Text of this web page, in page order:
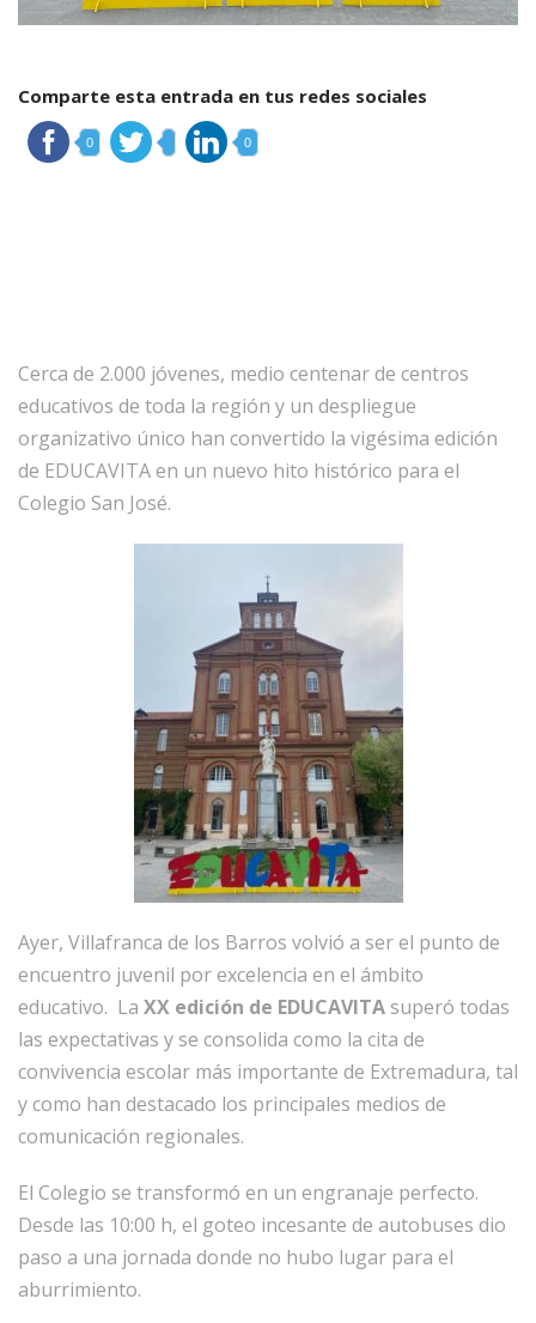
Comparte esta entrada en tus redes sociales
0 0
Cerca de 2.000 jóvenes, medio centenar de centros
educativos de toda la región y un despliegue
organizativo único han convertido la vigésima edición
de EDUCAVITA en un nuevo hito histórico para el
Colegio San José.
Ayer, Villafranca de los Barros volvió a ser el punto de
encuentro juvenil por excelencia en el ámbito
educativo. La XX edición de EDUCAVITA superó todas
las expectativas y se consolida como la cita de
convivencia escolar más importante de Extremadura, tal
y como han destacado los principales medios de
comunicación regionales.
El Colegio se transformó en un engranaje perfecto.
Desde las 10:00 h, el goteo incesante de autobuses dio
paso a una jornada donde no hubo lugar para el
aburrimiento.